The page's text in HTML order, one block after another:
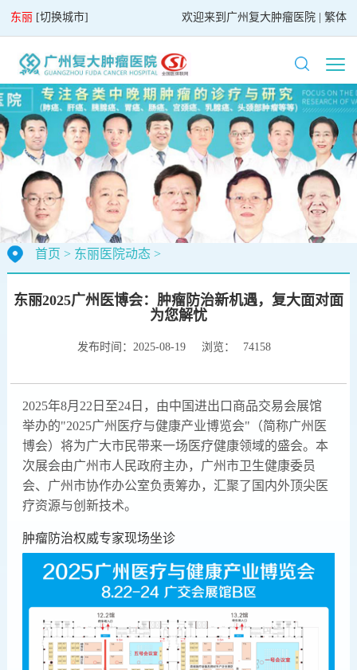
东丽 [切换城市] 欢迎来到 广州复大肿瘤医院| 繁体
首页 > 东丽医院动态>
东丽2025广州医博会：肿瘤防治新机遇，复大面对面
为您解忧
发布时间：2025-08-19 浏览： 74158
2025年8月22日至24日，由中国进出口商品交易会展馆
举办的"2025广州医疗与健康产业博览会"（简称广州医
博会）将为广大市民带来一场医疗健康领域的盛会。本
次展会由广州市人民政府主办，广州市卫生健康委员
会、广州市协作办公室负责筹办，汇聚了国内外顶尖医
疗资源与创新技术。
肿瘤防治权威专家现场坐诊